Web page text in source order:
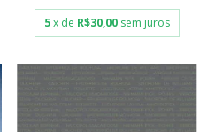
5 x de R$30,00 sem juros